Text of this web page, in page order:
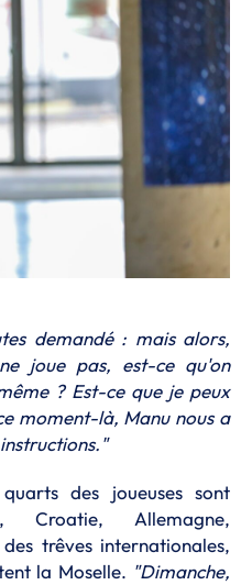
demandé : mais alors,
joue pas, est-ce qu'on
? Est-ce que je peux
moment-là, Manu nous a
des joueuses sont
Croatie, Allemagne,
trêves internationales,
la Moselle. "Dimanche,